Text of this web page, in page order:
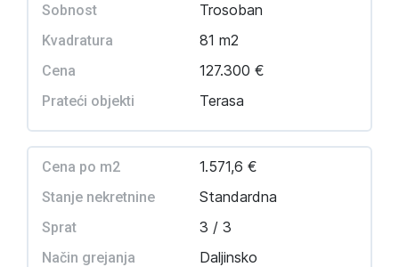
Sobnost Trosoban
Kvadratura 81 m2
Cena 127.300 €
Prateći objekti Terasa
Cena po m2 1.571,6 €
Stanje nekretnine Standardna
Sprat 3 / 3
Način grejanja Daljinsko